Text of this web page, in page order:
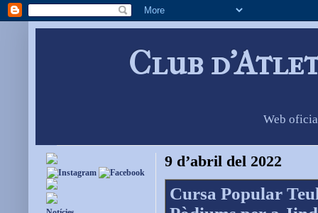
Club
Web
9 d’abril del 2022
Cursa Popular